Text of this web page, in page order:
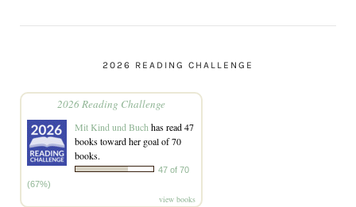
2026 READING CHALLENGE
2026 Reading Challenge
Mit Kind und Buch has read 47
books toward her goal of 70
books.
47 of 70
(67%)
view books